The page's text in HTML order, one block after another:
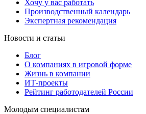
Хочу у вас работать
Производственный календарь
Экспертная рекомендация
Новости и статьи
Блог
О компаниях в игровой форме
Жизнь в компании
ИТ-проекты
Рейтинг работодателей России
Молодым специалистам